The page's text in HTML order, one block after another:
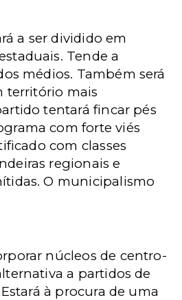
a ser dividido em
Tende a
médios. Também será
território mais
tentará fincar pés
com forte viés
com classes
regionais e
O municipalismo
núcleos de centro-
a partidos de
à procura de uma